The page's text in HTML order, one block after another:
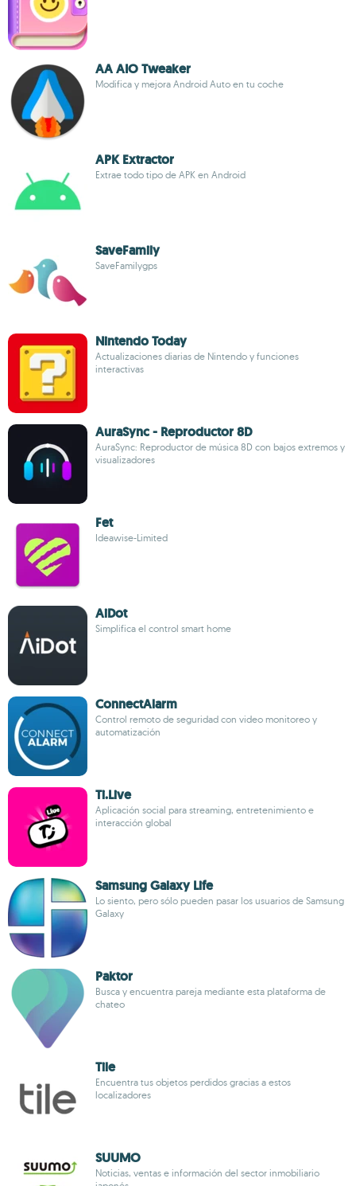
AA AIO Tweaker
Modifica y mejora Android Auto en tu coche
APK Extractor
Extrae todo tipo de APK en Android
SaveFamily
SaveFamilygps
Nintendo Today
Actualizaciones diarias de Nintendo y funciones
interactivas
AuraSync - Reproductor 8D
AuraSync: Reproductor de música 8D con bajos extremos y
visualizadores
Fet
Ideawise-Limited
AiDot
Simplifica el control smart home
ConnectAlarm
Control remoto de seguridad con video monitoreo y
automatización
Ti.Live
Aplicación social para streaming, entretenimiento e
interacción global
Samsung Galaxy Life
Lo siento, pero sólo pueden pasar los usuarios de Samsung
Galaxy
Paktor
Busca y encuentra pareja mediante esta plataforma de
chateo
Tile
Encuentra tus objetos perdidos gracias a estos
localizadores
SUUMO
Noticias, ventas e información del sector inmobiliario